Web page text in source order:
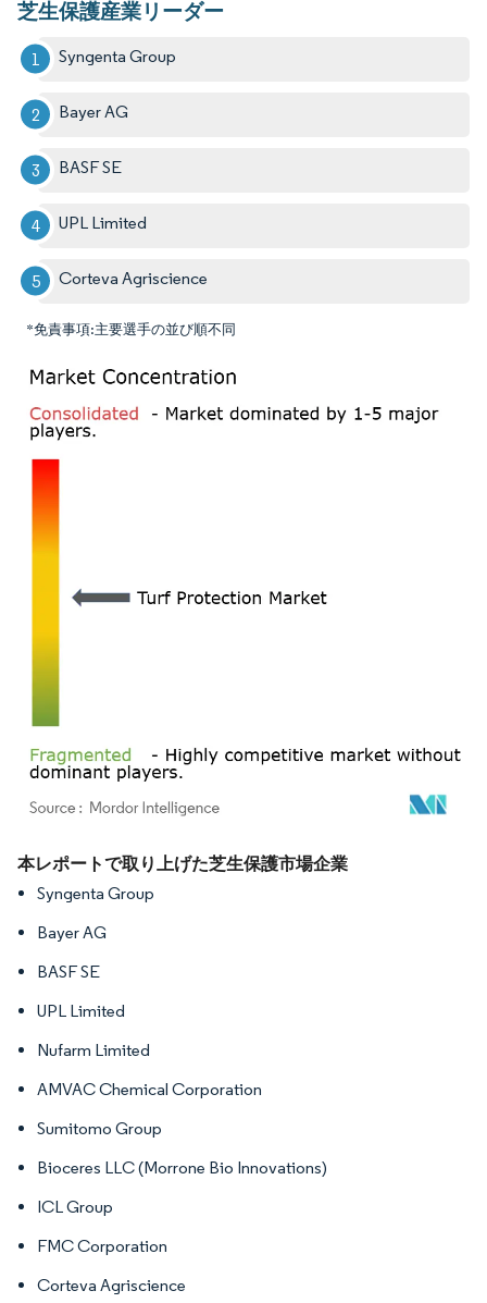
芝生保護産業リーダー
Syngenta Group
Bayer AG
BASF SE
UPL Limited
Corteva Agriscience
*免責事項:主要選手の並び順不同
画像 © Mordor Intelligence。再利用にはCC BY 4.0の表示が必要です。
本レポートで取り上げた芝生保護市場企業
Syngenta Group
Bayer AG
BASF SE
UPL Limited
Nufarm Limited
AMVAC Chemical Corporation
Sumitomo Group
Bioceres LLC (Morrone Bio Innovations)
ICL Group
FMC Corporation
Corteva Agriscience